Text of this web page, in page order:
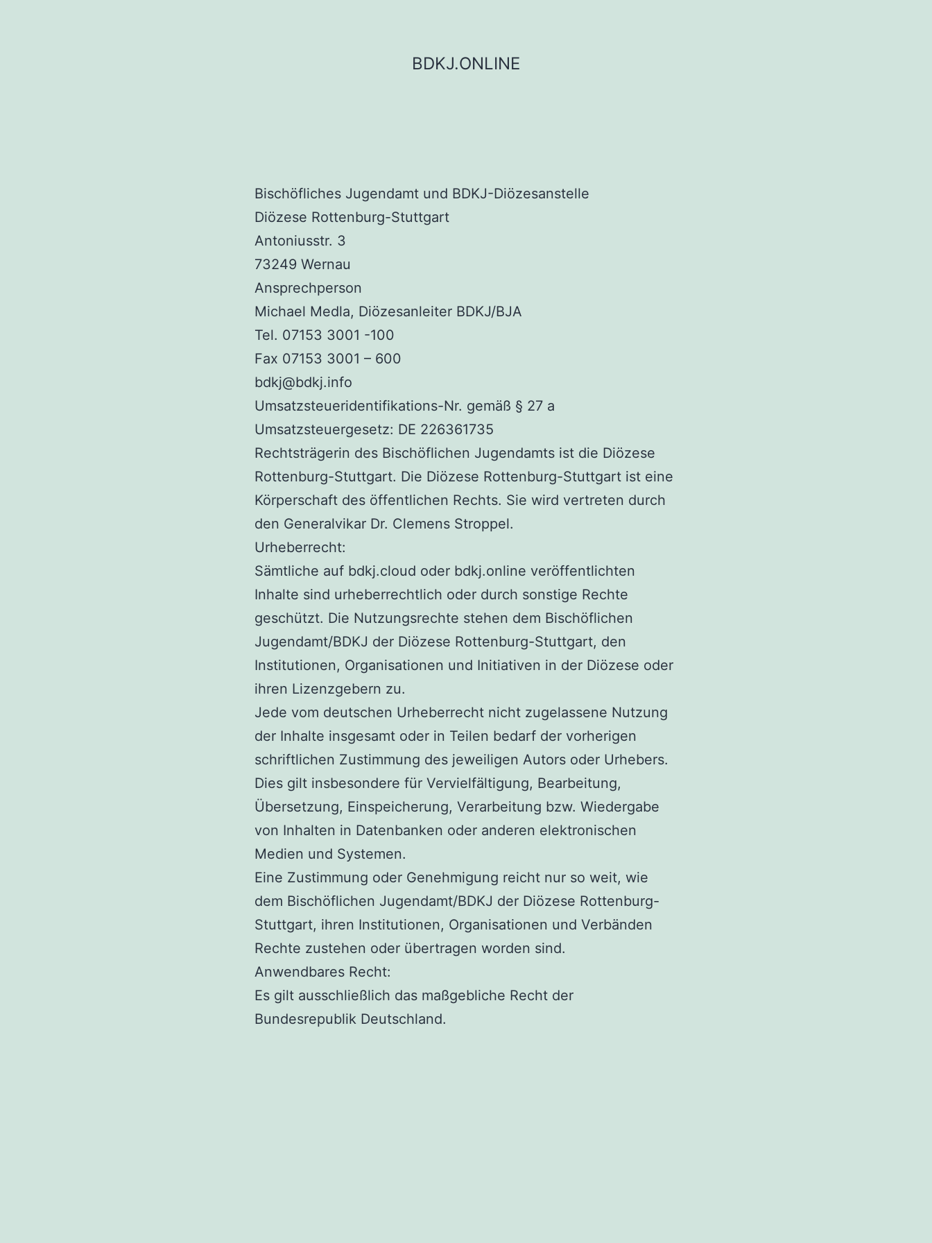
BDKJ.ONLINE
Bischöfliches Jugendamt und BDKJ-Diözesanstelle
Diözese Rottenburg-Stuttgart
Antoniusstr. 3
73249 Wernau
Ansprechperson
Michael Medla, Diözesanleiter BDKJ/BJA
Tel. 07153 3001 -100
Fax 07153 3001 – 600
bdkj@bdkj.info
Umsatzsteueridentifikations-Nr. gemäß § 27 a
Umsatzsteuergesetz: DE 226361735
Rechtsträgerin des Bischöflichen Jugendamts ist die Diözese
Rottenburg-Stuttgart. Die Diözese Rottenburg-Stuttgart ist eine
Körperschaft des öffentlichen Rechts. Sie wird vertreten durch
den Generalvikar Dr. Clemens Stroppel.
Urheberrecht:
Sämtliche auf bdkj.cloud oder bdkj.online veröffentlichten
Inhalte sind urheberrechtlich oder durch sonstige Rechte
geschützt. Die Nutzungsrechte stehen dem Bischöflichen
Jugendamt/BDKJ der Diözese Rottenburg-Stuttgart, den
Institutionen, Organisationen und Initiativen in der Diözese oder
ihren Lizenzgebern zu.
Jede vom deutschen Urheberrecht nicht zugelassene Nutzung
der Inhalte insgesamt oder in Teilen bedarf der vorherigen
schriftlichen Zustimmung des jeweiligen Autors oder Urhebers.
Dies gilt insbesondere für Vervielfältigung, Bearbeitung,
Übersetzung, Einspeicherung, Verarbeitung bzw. Wiedergabe
von Inhalten in Datenbanken oder anderen elektronischen
Medien und Systemen.
Eine Zustimmung oder Genehmigung reicht nur so weit, wie
dem Bischöflichen Jugendamt/BDKJ der Diözese Rottenburg-
Stuttgart, ihren Institutionen, Organisationen und Verbänden
Rechte zustehen oder übertragen worden sind.
Anwendbares Recht:
Es gilt ausschließlich das maßgebliche Recht der
Bundesrepublik Deutschland.